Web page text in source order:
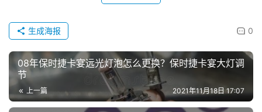
0
生成海报
08年保时捷卡宴远光灯泡怎么更换？保时捷卡宴大灯调
节
上一篇 2021年11月18日 17:07